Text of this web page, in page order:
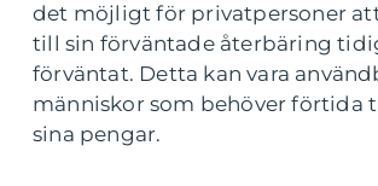
det möjligt för privatpersoner
till sin förväntade återbäring
förväntat. Detta kan vara
människor som behöver förtida
sina pengar.